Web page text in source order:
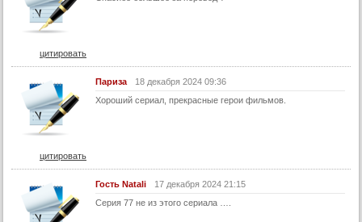
33 серия (суб)
34 серия (суб)
35 серия (суб)
37 серия (суб)
38 серия (суб)
41 серия (суб)
42 серия (суб)
цитировать
Париза
18 декабря 2024 09:36
Хороший сериал, прекрасные герои фильмов.
цитировать
Гость Natali
17 декабря 2024 21:15
Серия 77 не из этого сериала ….